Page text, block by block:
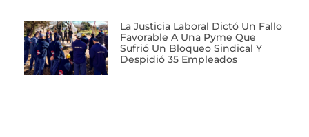
La Justicia Laboral Dictó Un Fallo
Favorable A Una Pyme Que
Sufrió Un Bloqueo Sindical Y
Despidió 35 Empleados